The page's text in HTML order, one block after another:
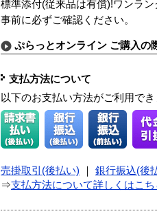
標準添付(従来品は有償)!ワンラ
事前に必ずご確認ください。
ぷらっとオンライン ご購入の
支払方法について
以下のお支払い方法がご利用でき
売掛取引(後払い) 銀行振込(後
⇒支払方法について詳しくはこち